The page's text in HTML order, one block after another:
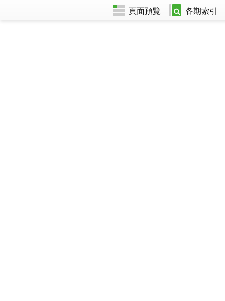
頁面預覽 各期索引